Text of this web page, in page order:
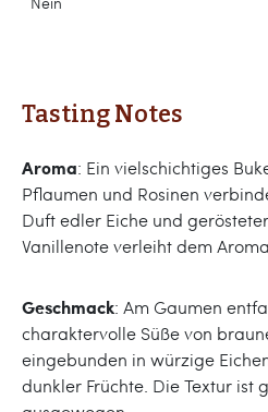
Tasting Notes
Aroma: Ein vielschichtiges
Pflaumen und Rosinen
Duft edler Eiche und
Vanillenote verleiht dem
Geschmack: Am Gaumen
charaktervolle Süße von
eingebunden in würzige
dunkler Früchte. Die Textur ist